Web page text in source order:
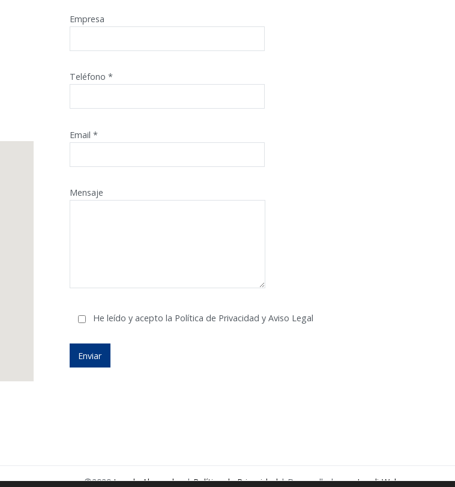
Empresa
Teléfono *
Email *
Mensaje
He leído y acepto la Política de Privacidad y Aviso Legal
©2020Irazola Abogados|Política de Privacidad| Desarrollado porLexdirWeb